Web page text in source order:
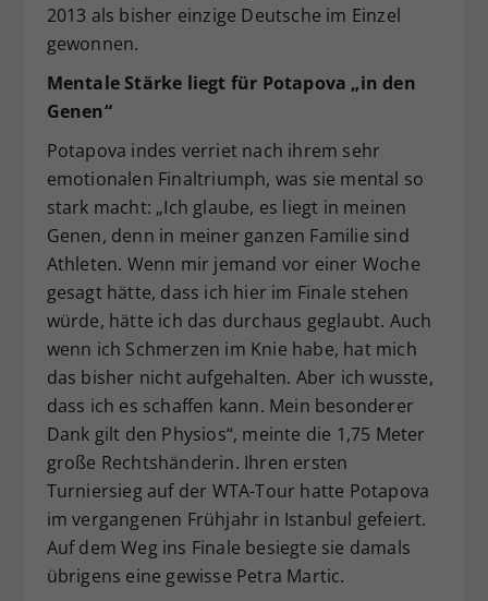
2013 als bisher einzige Deutsche im Einzel
gewonnen.
Mentale Stärke liegt für Potapova „in den
Genen“
Potapova indes verriet nach ihrem sehr
emotionalen Finaltriumph, was sie mental so
stark macht: „Ich glaube, es liegt in meinen
Genen, denn in meiner ganzen Familie sind
Athleten. Wenn mir jemand vor einer Woche
gesagt hätte, dass ich hier im Finale stehen
würde, hätte ich das durchaus geglaubt. Auch
wenn ich Schmerzen im Knie habe, hat mich
das bisher nicht aufgehalten. Aber ich wusste,
dass ich es schaffen kann. Mein besonderer
Dank gilt den Physios“, meinte die 1,75 Meter
große Rechtshänderin. Ihren ersten
Turniersieg auf der WTA-Tour hatte Potapova
im vergangenen Frühjahr in Istanbul gefeiert.
Auf dem Weg ins Finale besiegte sie damals
übrigens eine gewisse Petra Martic.